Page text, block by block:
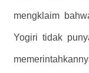
mengklaim
Yogiri tidak